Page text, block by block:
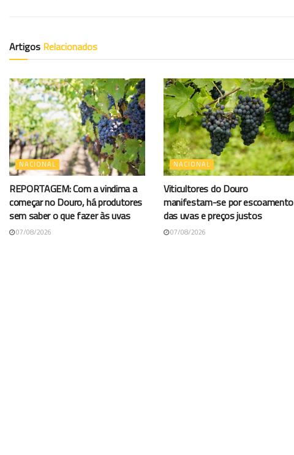
Artigos Relacionados
NACIONAL
REPORTAGEM: Com a vindima a
começar no Douro, há produtores
sem saber o que fazer às uvas
07/08/2026
NACIONAL
Viticultores do Douro
manifestam-se por escoamento
das uvas e preços justos
07/08/2026